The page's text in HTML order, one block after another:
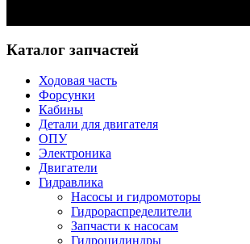
Каталог запчастей
Ходовая часть
Форсунки
Кабины
Детали для двигателя
ОПУ
Электроника
Двигатели
Гидравлика
Насосы и гидромоторы
Гидрораспределители
Запчасти к насосам
Гидроцилиндры